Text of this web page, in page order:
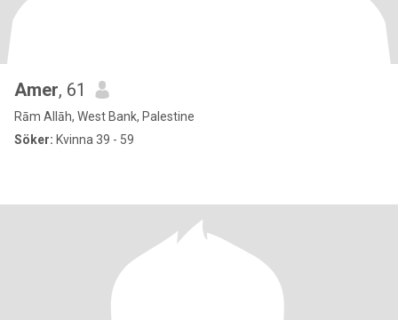
Amer, 61
Rām Allāh, West Bank, Palestine
Söker: Kvinna 39 - 59